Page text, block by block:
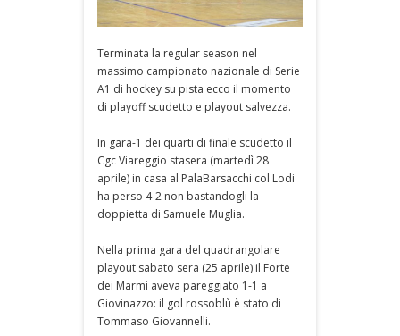
Terminata la regular season nel
massimo campionato nazionale di Serie
A1 di hockey su pista ecco il momento
di playoff scudetto e playout salvezza.
In gara-1 dei quarti di finale scudetto il
Cgc Viareggio stasera (martedì 28
aprile) in casa al PalaBarsacchi col Lodi
ha perso 4-2 non bastandogli la
doppietta di Samuele Muglia.
Nella prima gara del quadrangolare
playout sabato sera (25 aprile) il Forte
dei Marmi aveva pareggiato 1-1 a
Giovinazzo: il gol rossoblù è stato di
Tommaso Giovannelli.